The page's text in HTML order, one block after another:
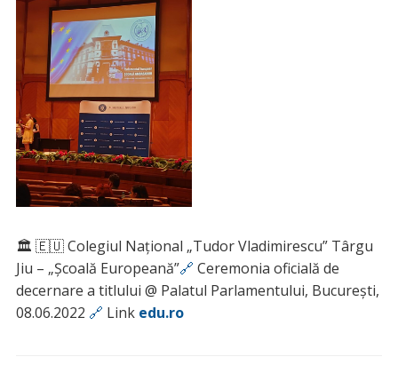
🏛 🇪🇺 Colegiul Național „Tudor Vladimirescu” Târgu
Jiu – „Școală Europeană”🔗 Ceremonia oficială de
decernare a titlului @ Palatul Parlamentului, București,
08.06.2022 🔗 Link edu.ro